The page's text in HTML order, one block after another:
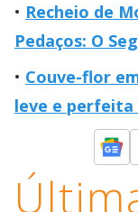
Recheio de
Pedaços: O
Couve-flor
leve e